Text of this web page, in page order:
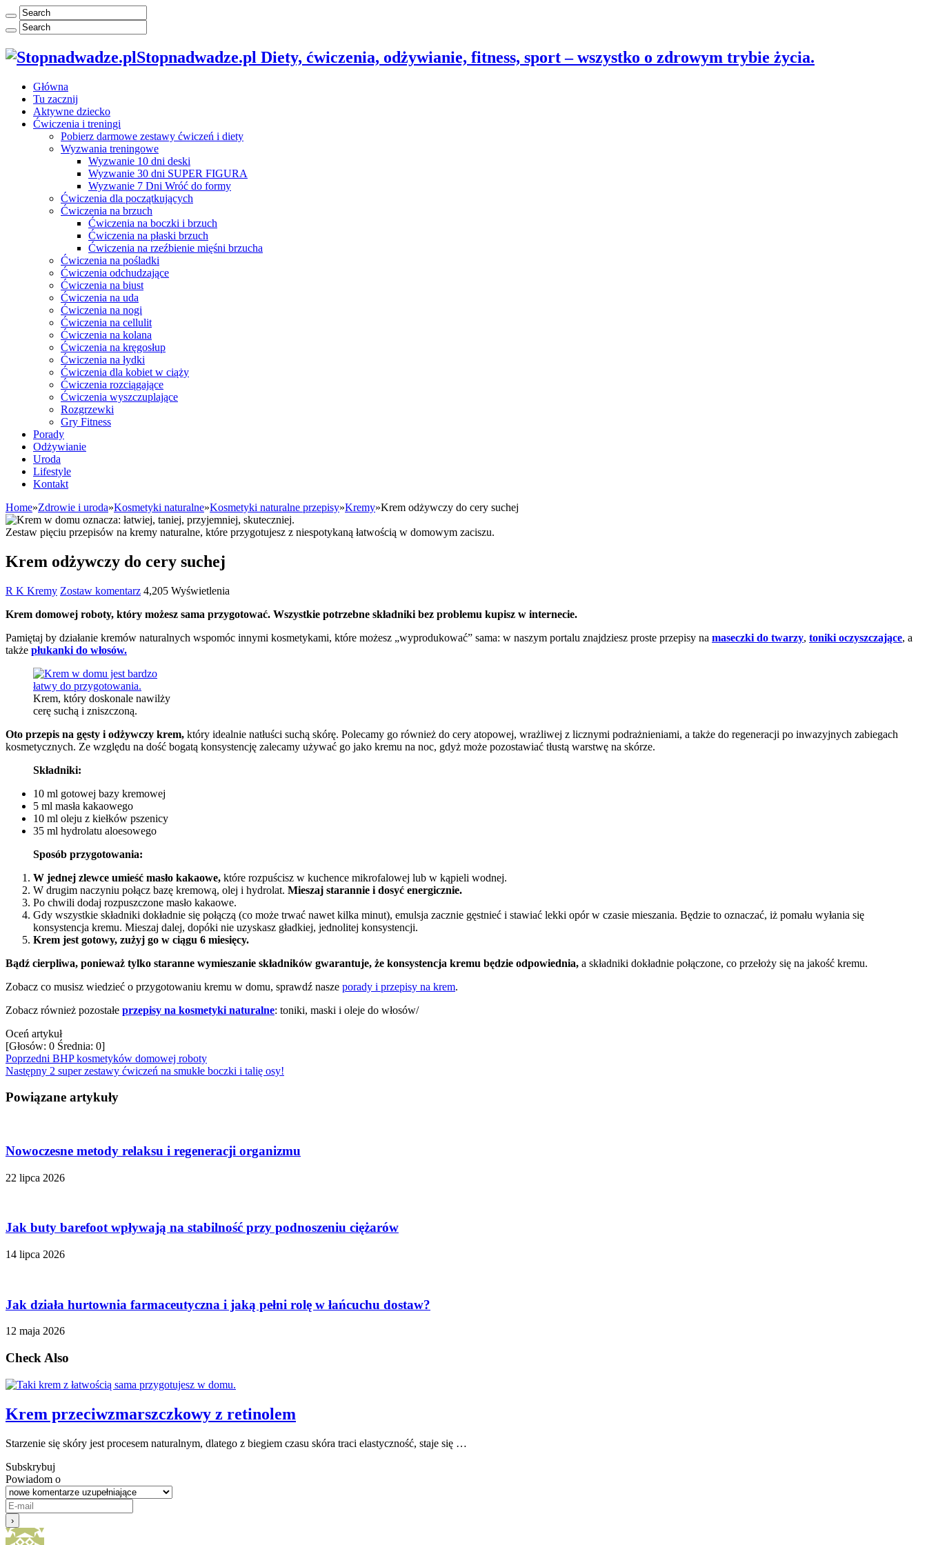
Stopnadwadze.pl Diety, ćwiczenia, odżywianie, fitness, sport – wszystko o zdrowym trybie życia.
Główna
Tu zacznij
Aktywne dziecko
Ćwiczenia i treningi
Pobierz darmowe zestawy ćwiczeń i diety
Wyzwania treningowe
Wyzwanie 10 dni deski
Wyzwanie 30 dni SUPER FIGURA
Wyzwanie 7 Dni Wróć do formy
Ćwiczenia dla początkujących
Ćwiczenia na brzuch
Ćwiczenia na boczki i brzuch
Ćwiczenia na płaski brzuch
Ćwiczenia na rzeźbienie mięśni brzucha
Ćwiczenia na pośladki
Ćwiczenia odchudzające
Ćwiczenia na biust
Ćwiczenia na uda
Ćwiczenia na nogi
Ćwiczenia na cellulit
Ćwiczenia na kolana
Ćwiczenia na kręgosłup
Ćwiczenia na łydki
Ćwiczenia dla kobiet w ciąży
Ćwiczenia rozciągające
Ćwiczenia wyszczuplające
Rozgrzewki
Gry Fitness
Porady
Odżywianie
Uroda
Lifestyle
Kontakt
Home»Zdrowie i uroda»Kosmetyki naturalne»Kosmetyki naturalne przepisy»Kremy»Krem odżywczy do cery suchej
Zestaw pięciu przepisów na kremy naturalne, które przygotujesz z niespotykaną łatwością w domowym zaciszu.
Krem odżywczy do cery suchej
R K Kremy Zostaw komentarz 4,205 Wyświetlenia
Krem domowej roboty, który możesz sama przygotować. Wszystkie potrzebne składniki bez problemu kupisz w internecie.
Pamiętaj by działanie kremów naturalnych wspomóc innymi kosmetykami, które możesz „wyprodukować” sama: w naszym portalu znajdziesz proste przepisy na maseczki do twarzy, toniki oczyszczające, a
także płukanki do włosów.
Krem, który doskonale nawilży
cerę suchą i zniszczoną.
Oto przepis na gęsty i odżywczy krem, który idealnie natłuści suchą skórę. Polecamy go również do cery atopowej, wrażliwej z licznymi podrażnieniami, a także do regeneracji po inwazyjnych zabiegach
kosmetycznych. Ze względu na dość bogatą konsystencję zalecamy używać go jako kremu na noc, gdyż może pozostawiać tłustą warstwę na skórze.
Składniki:
10 ml gotowej bazy kremowej
5 ml masła kakaowego
10 ml oleju z kiełków pszenicy
35 ml hydrolatu aloesowego
Sposób przygotowania:
W jednej zlewce umieść masło kakaowe, które rozpuścisz w kuchence mikrofalowej lub w kąpieli wodnej.
W drugim naczyniu połącz bazę kremową, olej i hydrolat. Mieszaj starannie i dosyć energicznie.
Po chwili dodaj rozpuszczone masło kakaowe.
Gdy wszystkie składniki dokładnie się połączą (co może trwać nawet kilka minut), emulsja zacznie gęstnieć i stawiać lekki opór w czasie mieszania. Będzie to oznaczać, iż pomału wyłania się
konsystencja kremu. Mieszaj dalej, dopóki nie uzyskasz gładkiej, jednolitej konsystencji.
Krem jest gotowy, zużyj go w ciągu 6 miesięcy.
Bądź cierpliwa, ponieważ tylko staranne wymieszanie składników gwarantuje, że konsystencja kremu będzie odpowiednia, a składniki dokładnie połączone, co przełoży się na jakość kremu.
Zobacz co musisz wiedzieć o przygotowaniu kremu w domu, sprawdź nasze porady i przepisy na krem.
Zobacz również pozostałe przepisy na kosmetyki naturalne: toniki, maski i oleje do włosów/
Oceń artykuł
[Głosów: 0 Średnia: 0]
Poprzedni BHP kosmetyków domowej roboty
Następny 2 super zestawy ćwiczeń na smukłe boczki i talię osy!
Powiązane artykuły
Nowoczesne metody relaksu i regeneracji organizmu
22 lipca 2026
Jak buty barefoot wpływają na stabilność przy podnoszeniu ciężarów
14 lipca 2026
Jak działa hurtownia farmaceutyczna i jaką pełni rolę w łańcuchu dostaw?
12 maja 2026
Check Also
Krem przeciwzmarszczkowy z retinolem
Starzenie się skóry jest procesem naturalnym, dlatego z biegiem czasu skóra traci elastyczność, staje się …
Subskrybuj
Powiadom o